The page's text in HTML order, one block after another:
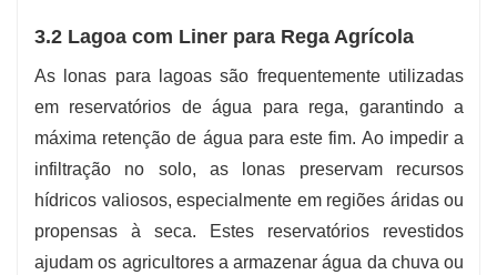
3.2 Lagoa com Liner para Rega Agrícola
As lonas para lagoas são frequentemente utilizadas
em reservatórios de água para rega, garantindo a
máxima retenção de água para este fim. Ao impedir a
infiltração no solo, as lonas preservam recursos
hídricos valiosos, especialmente em regiões áridas ou
propensas à seca. Estes reservatórios revestidos
ajudam os agricultores a armazenar água da chuva ou